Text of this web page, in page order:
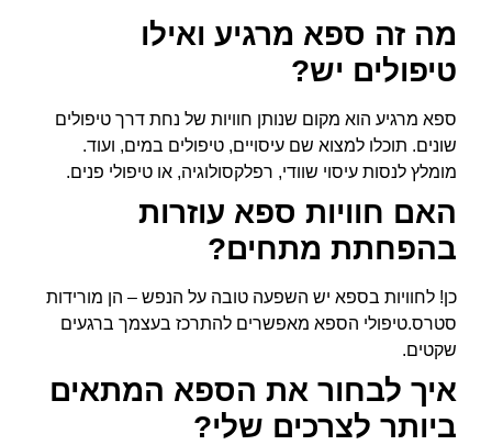
מה זה ספא מרגיע ואילו
טיפולים יש?
ספא מרגיע הוא מקום שנותן חוויות של נחת דרך טיפולים
שונים. תוכלו למצוא שם עיסויים, טיפולים במים, ועוד.
מומלץ לנסות עיסוי שוודי, רפלקסולוגיה, או טיפולי פנים.
האם חוויות ספא עוזרות
בהפחתת מתחים?
כן! לחוויות בספא יש השפעה טובה על הנפש – הן מורידות
סטרס.טיפולי הספא מאפשרים להתרכז בעצמך ברגעים
שקטים.
איך לבחור את הספא המתאים
ביותר לצרכים שלי?